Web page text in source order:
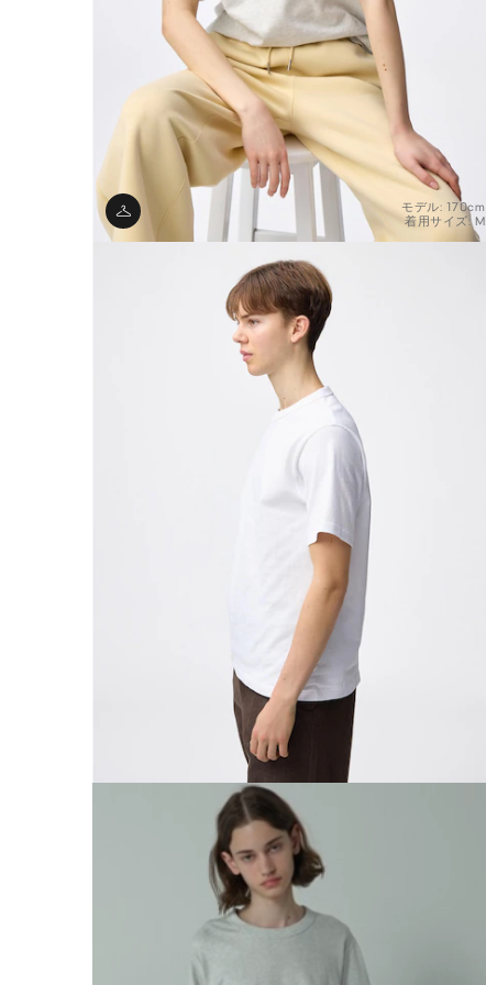
モデル: 170cm
着用サイズ: M